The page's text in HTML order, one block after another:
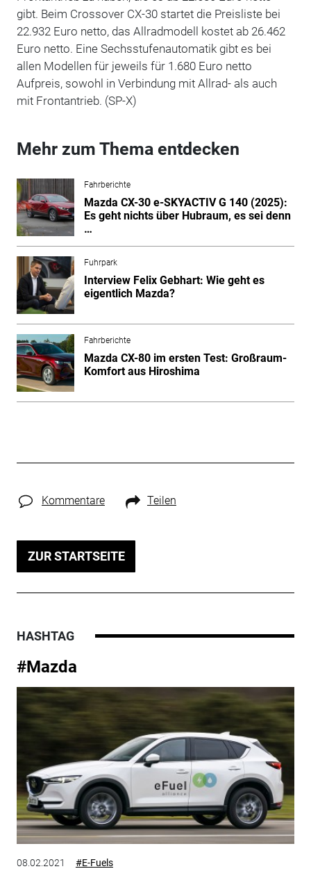
gibt. Beim Crossover CX-30 startet die Preisliste bei
22.932 Euro netto, das Allradmodell kostet ab 26.462
Euro netto. Eine Sechsstufenautomatik gibt es bei
allen Modellen für jeweils für 1.680 Euro netto
Aufpreis, sowohl in Verbindung mit Allrad- als auch
mit Frontantrieb. (SP-X)
Mehr zum Thema entdecken
Fahrberichte
Mazda CX-30 e-SKYACTIV G 140 (2025):
Es geht nichts über Hubraum, es sei denn
…
Fuhrpark
Interview Felix Gebhart: Wie geht es
eigentlich Mazda?
Fahrberichte
Mazda CX-80 im ersten Test: Großraum-
Komfort aus Hiroshima
Kommentare Teilen
ZUR STARTSEITE
HASHTAG
#Mazda
08.02.2021 #E-Fuels